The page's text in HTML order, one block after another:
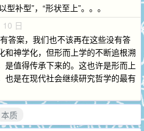
补型”，“形状至上”。。。
日
答案，我们也不该再在这些没有答
和神学化，但形而上学的不断追根溯
是值得传承下来的。这也许是形而上
也是在现代社会继续研究哲学的最有
本质